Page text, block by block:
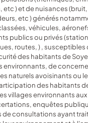
) et de nuisances
etc ) générés
véhicules,
publics ou privés
routes, ) , susceptibles
des habitants de
environnants, de
naturels avoisinants ou
des habitants
villages environnants
enquêtes
de consultations ayant